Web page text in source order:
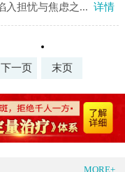
入担忧与焦虑之... 详情
下一页 末页
MORE+